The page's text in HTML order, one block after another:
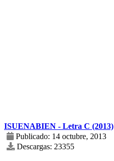
ISUENABIEN - Letra C (2013)
Publicado: 14 octubre, 2013
Descargas: 23355